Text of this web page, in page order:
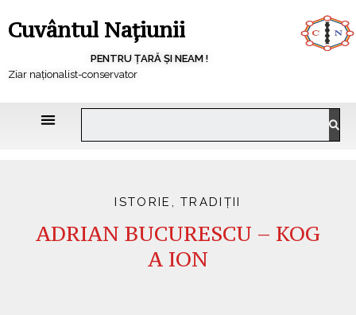
Cuvântul Națiunii
PENTRU ȚARĂ ȘI NEAM !
Ziar naționalist-conservator
ISTORIE ,TRADIȚII
ADRIAN BUCURESCU – KOG
A ION